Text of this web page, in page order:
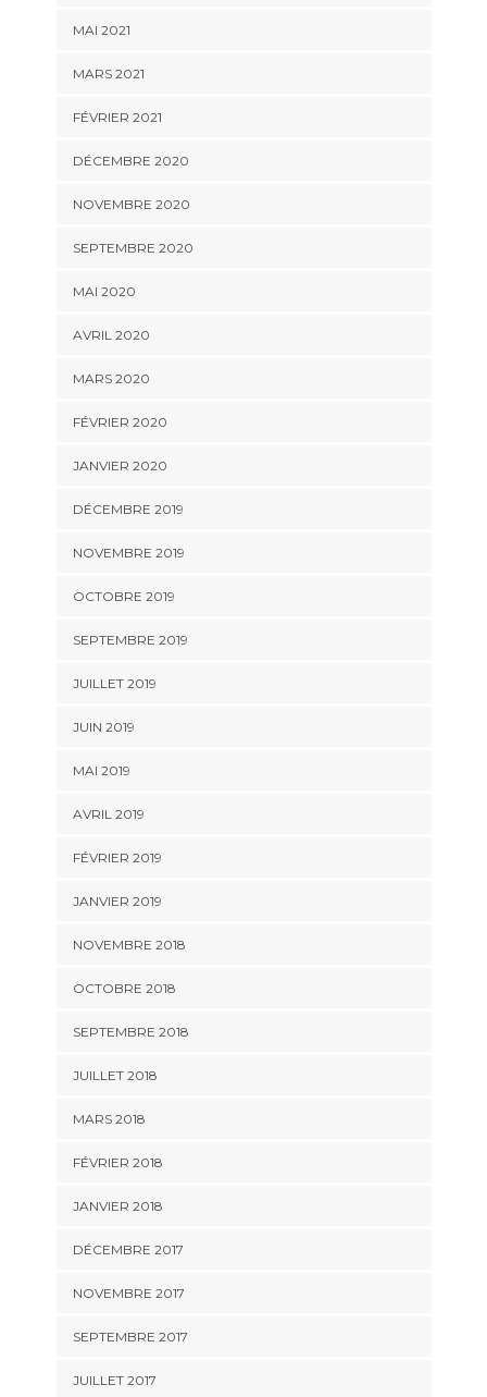
MAI 2021
MARS 2021
FÉVRIER 2021
DÉCEMBRE 2020
NOVEMBRE 2020
SEPTEMBRE 2020
MAI 2020
AVRIL 2020
MARS 2020
FÉVRIER 2020
JANVIER 2020
DÉCEMBRE 2019
NOVEMBRE 2019
OCTOBRE 2019
SEPTEMBRE 2019
JUILLET 2019
JUIN 2019
MAI 2019
AVRIL 2019
FÉVRIER 2019
JANVIER 2019
NOVEMBRE 2018
OCTOBRE 2018
SEPTEMBRE 2018
JUILLET 2018
MARS 2018
FÉVRIER 2018
JANVIER 2018
DÉCEMBRE 2017
NOVEMBRE 2017
SEPTEMBRE 2017
JUILLET 2017